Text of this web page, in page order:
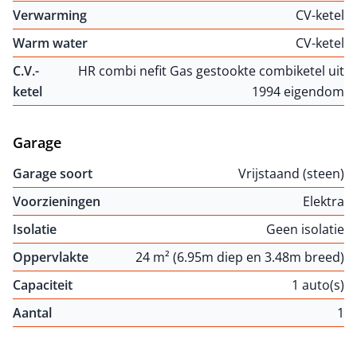
Verwarming
CV-ketel
Warm water
CV-ketel
C.V.-
ketel
HR combi nefit Gas gestookte combiketel uit
1994 eigendom
Garage
Garage soort
Vrijstaand (steen)
Voorzieningen
Elektra
Isolatie
Geen isolatie
Oppervlakte
24 m² (6.95m diep en 3.48m breed)
Capaciteit
1 auto(s)
Aantal
1